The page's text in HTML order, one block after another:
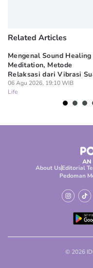
Related Articles
Mengenal Sound Healing
Meditation, Metode
Relaksasi dari Vibrasi
06 Agu 2026, 19:10 WIB
Life
About UsEditorial
Pedoman
© 2026